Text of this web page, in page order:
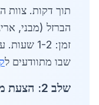
תוך דקות. צוות
הברזל (מבני,
זמן: 1-2
שבו מתוודעים ל
שלב 2: הצעת מחיר מפורטת